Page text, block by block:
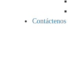
Contáctenos